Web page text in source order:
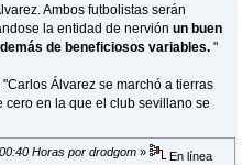
Ambos futbolistas serán
la entidad de nerviónun buen
de beneficiosos variables."
Álvarez se marchó a tierras
en la que el club sevillano se
Horas por drodgom » En línea